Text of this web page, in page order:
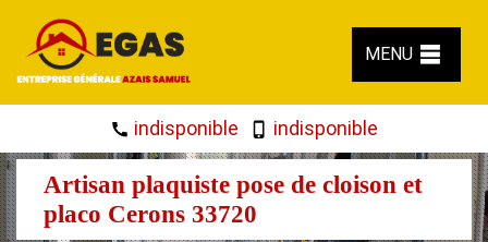
MENU
indisponible indisponible
Artisan plaquiste pose de cloison et
placo Cerons 33720